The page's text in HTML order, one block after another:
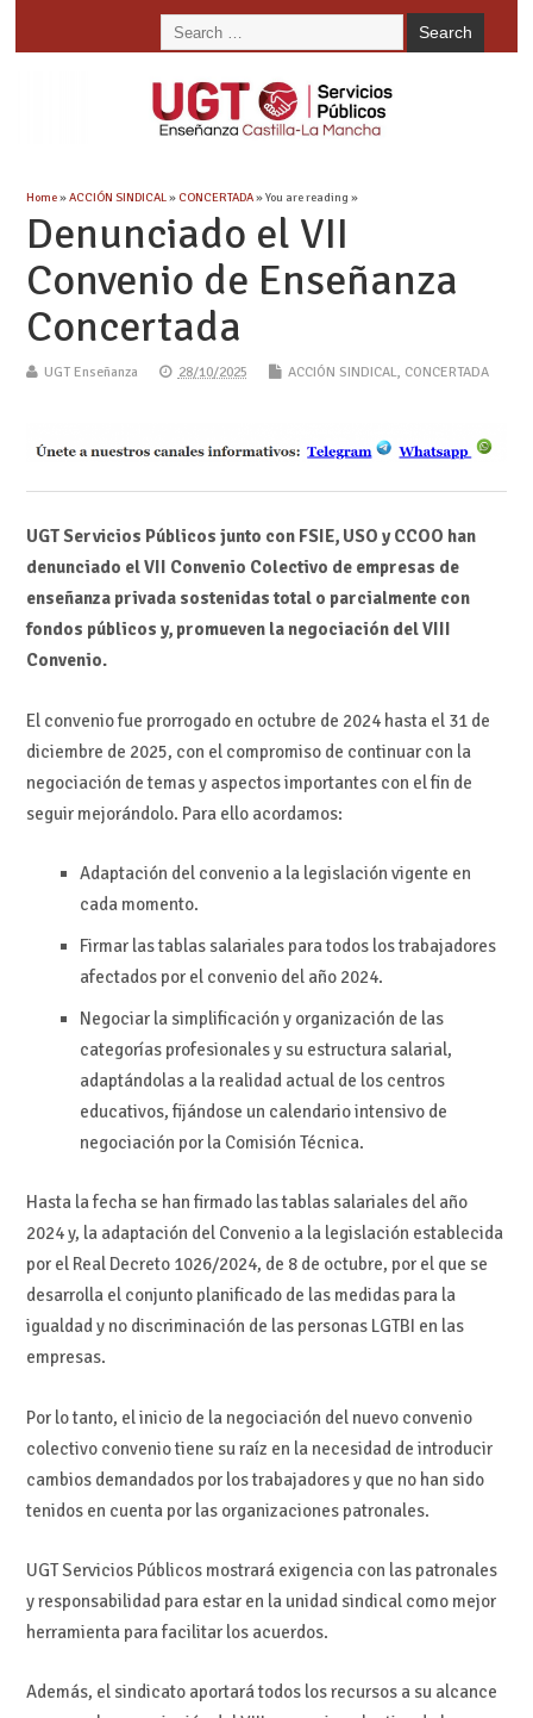
Home»ACCIÓN SINDICAL» CONCERTADA» You are reading »
Denunciado el VII
Convenio de Enseñanza
Concertada
UGT Enseñanza 28/10/2025 ACCIÓN SINDICAL, CONCERTADA
UGT Servicios Públicos junto con FSIE, USO y CCOO han
denunciado el VII Convenio Colectivo de empresas de
enseñanza privada sostenidas total o parcialmente con
fondos públicos y, promueven la negociación del VIII
Convenio.
El convenio fue prorrogado en octubre de 2024 hasta el 31 de
diciembre de 2025, con el compromiso de continuar con la
negociación de temas y aspectos importantes con el fin de
seguir mejorándolo. Para ello acordamos:
Adaptación del convenio a la legislación vigente en
cada momento.
Firmar las tablas salariales para todos los trabajadores
afectados por el convenio del año 2024.
Negociar la simplificación y organización de las
categorías profesionales y su estructura salarial,
adaptándolas a la realidad actual de los centros
educativos, fijándose un calendario intensivo de
negociación por la Comisión Técnica.
Hasta la fecha se han firmado las tablas salariales del año
2024 y, la adaptación del Convenio a la legislación establecida
por el Real Decreto 1026/2024, de 8 de octubre, por el que se
desarrolla el conjunto planificado de las medidas para la
igualdad y no discriminación de las personas LGTBI en las
empresas.
Por lo tanto, el inicio de la negociación del nuevo convenio
colectivo convenio tiene su raíz en la necesidad de introducir
cambios demandados por los trabajadores y que no han sido
tenidos en cuenta por las organizaciones patronales.
UGT Servicios Públicos mostrará exigencia con las patronales
y responsabilidad para estar en la unidad sindical como mejor
herramienta para facilitar los acuerdos.
Además, el sindicato aportará todos los recursos a su alcance